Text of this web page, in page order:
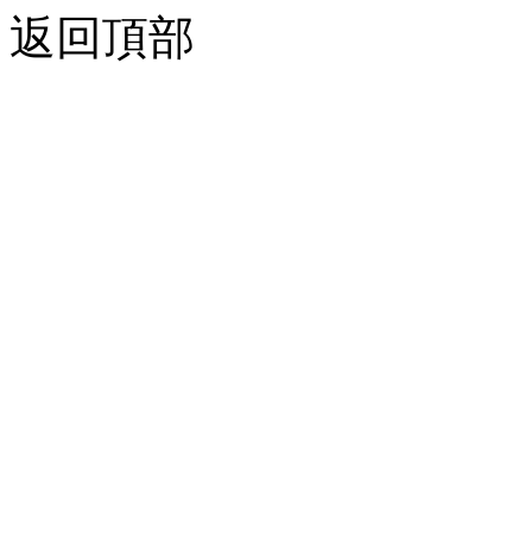
返回頂部